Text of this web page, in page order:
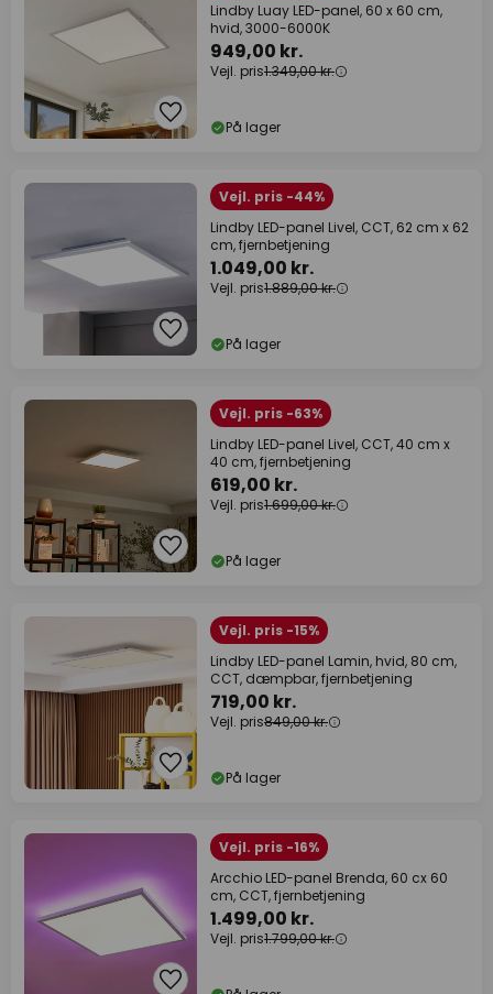
Lindby Luay LED-panel, 60 x 60 cm,
hvid, 3000-6000K
949,00 kr.
Vejl. pris1.349,00 kr.
På lager
Vejl. pris -44%
Lindby LED-panel Livel, CCT, 62 cm x 62
cm, fjernbetjening
1.049,00 kr.
Vejl. pris1.889,00 kr.
På lager
Vejl. pris -63%
Lindby LED-panel Livel, CCT, 40 cm x
40 cm, fjernbetjening
619,00 kr.
Vejl. pris1.699,00 kr.
På lager
Vejl. pris -15%
Lindby LED-panel Lamin, hvid, 80 cm,
CCT, dæmpbar, fjernbetjening
719,00 kr.
Vejl. pris849,00 kr.
På lager
Vejl. pris -16%
Arcchio LED-panel Brenda, 60 cx 60
cm, CCT, fjernbetjening
1.499,00 kr.
Vejl. pris1.799,00 kr.